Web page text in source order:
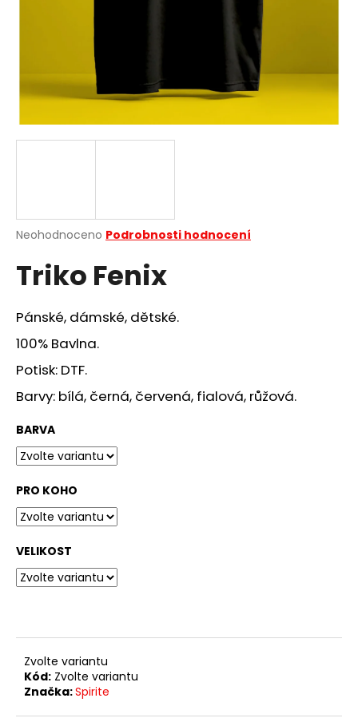
Průměrné
produktu
z
5
hvězdiček.
Neohodnoceno Podrobnosti hodnocení
Triko Fenix
Pánské, dámské, dětské.
100% Bavlna.
Potisk: DTF.
Barvy: bílá, černá, červená, fialová, růžová.
BARVA
PRO KOHO
VELIKOST
Zvolte variantu
Kód: Zvolte variantu
Značka:Spirite
?
o
p
o
r
u
č
u
j
m
e
TRIKO
STROM
ŽIVOTA
349
Kč